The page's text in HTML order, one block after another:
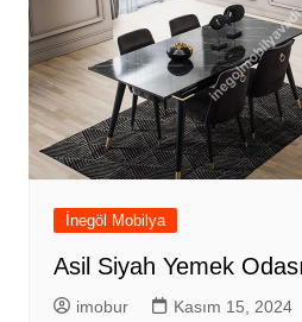
İnegöl Mobilya
Asil Siyah Yemek
imobur Kasım 15, 2024